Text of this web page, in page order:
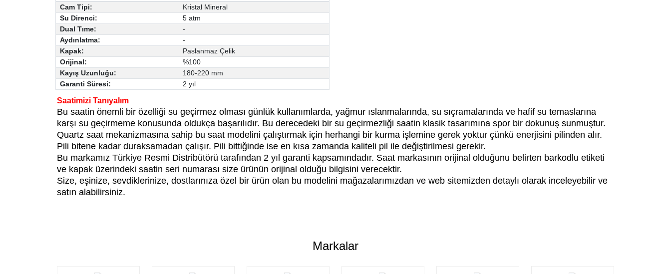
Cam Tipi:
Kristal Mineral
Su Direnci:
5 atm
Dual Tıme:
-
Aydınlatma:
-
Kapak:
Paslanmaz Çelik
Orijinal:
%100
Kayış Uzunluğu:
180-220 mm
Garanti Süresi:
2 yıl
Saatimizi Tanıyalım
Bu saatin önemli bir özelliği su geçirmez olması günlük kullanımlarda, yağmur ıslanmalarında, su sıçramalarında ve hafif su temaslarına
karşı su geçirmeme konusunda oldukça başarılıdır. Bu derecedeki bir su geçirmezliği saatin klasik tasarımına spor bir dokunuş sunmuştur.
Quartz saat mekanizmasına sahip bu saat modelini çalıştırmak için herhangi bir kurma işlemine gerek yoktur çünkü enerjisini pilinden alır.
Pili bitene kadar duraksamadan çalışır. Pili bittiğinde ise en kısa zamanda kaliteli pil ile değiştirilmesi gerekir.
Bu markamız Türkiye Resmi Distribütörü tarafından 2 yıl garanti kapsamındadır. Saat markasının orijinal olduğunu belirten barkodlu etiketi
ve kapak üzerindeki saatin seri numarası size ürünün orijinal olduğu bilgisini verecektir.
Size, eşinize, sevdiklerinize, dostlarınıza özel bir ürün olan bu modelini mağazalarımızdan ve web sitemizden detaylı olarak inceleyebilir ve
satın alabilirsiniz.
Markalar